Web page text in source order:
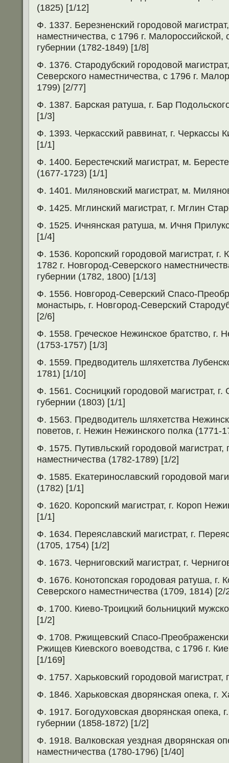
(1825) [1/12]
Ф. 1337. Березненский городовой
наместничества, с 1796 г. Малороссийской,
губернии (1782-1849) [1/8]
Ф. 1376. Стародубский городовой
Северского наместничества, с 1796 г.
1799) [2/77]
Ф. 1387. Барская ратуша, г. Бар
[1/3]
Ф. 1393. Черкасский раввинат, г. Черкассы
[1/1]
Ф. 1400. Берестечский магистрат, м.
(1677-1723) [1/1]
Ф. 1401. Миляновский магистрат, м.
Ф. 1425. Мглинский магистрат, г. Мглин
Ф. 1525. Ичнянская ратуша, м. Ичня
[1/4]
Ф. 1536. Коропский городовой магистрат, г.
1782 г. Новгород-Северского
губернии (1782, 1800) [1/13]
Ф. 1556. Новгород-Северский Спасо-
монастырь, г. Новгород-Северский
[2/6]
Ф. 1558. Греческое Нежинское братство, г.
(1753-1757) [1/3]
Ф. 1559. Предводитель шляхетства
1781) [1/10]
Ф. 1561. Сосницкий городовой магистрат, г.
губернии (1803) [1/1]
Ф. 1563. Предводитель шляхетства
поветов, г. Нежин Нежинского полка (1771-
Ф. 1575. Путивльский городовой магистрат,
наместничества (1782-1789) [1/2]
Ф. 1585. Екатеринославский городовой
(1782) [1/1]
Ф. 1620. Коропский магистрат, г. Короп
[1/1]
Ф. 1634. Переяславский магистрат, г.
(1705, 1754) [1/2]
Ф. 1673. Черниговский магистрат, г.
Ф. 1676. Конотопская городовая ратуша, г.
Северского наместничества (1709, 1814) [2/
Ф. 1700. Киево-Троицкий больницкий
[1/2]
Ф. 1708. Ржищевский Спасо-
Ржищев Киевского воеводства, с 1796 г.
[1/169]
Ф. 1757. Харьковский городовой магистрат,
Ф. 1846. Харьковская дворянская опека, г.
Ф. 1917. Богодуховская дворянская опека,
губернии (1858-1872) [1/2]
Ф. 1918. Валковская уездная дворянская
наместничества (1780-1796) [1/40]